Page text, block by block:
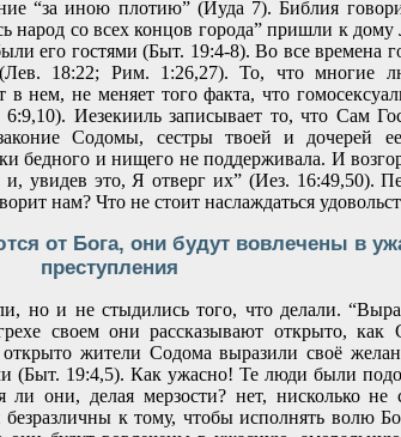
“за иною плотию” (Иуда 7). Библия
народ со всех концов города” пришли к
его гостями (Быт. 19:4-8). Во все времена
18:22; Рим. 1:26,27). То, что многие
в нем, не меняет того факта, что
Иезекииль записывает то, что Сам
Содомы, сестры твоей и дочерей
бедного и нищего не поддерживала. И
увидев это, Я отверг их” (Иез. 16:49,50).
нам? Что не стоит наслаждаться
от Бога, они будут вовлечены в
преступления
но и не стыдились того, что делали.
своем они рассказывают открыто, как
жители Содома выразили своё
(Быт. 19:4,5). Как ужасно! Те люди были
ли они, делая мерзости? нет, нисколько не
к тому, чтобы исполнять волю